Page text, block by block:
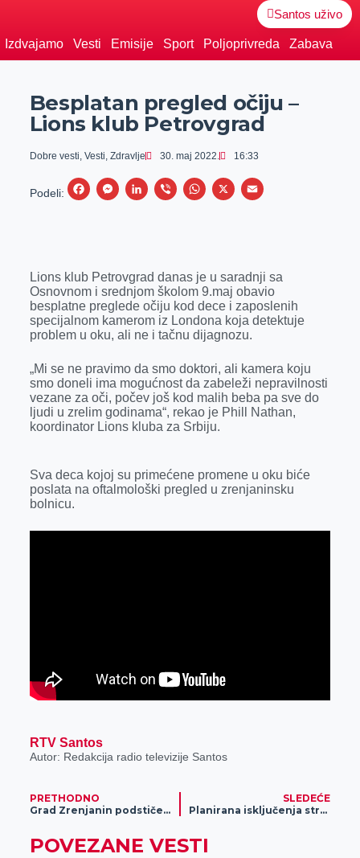
Santos uživo
Izdvajamo Vesti Emisije Sport Poljoprivreda Zabava
Besplatan pregled očiju –
Lions klub Petrovgrad
Dobre vesti, Vesti, Zdravlje 30. maj 2022. 16:33
Podeli:
F
b
o
o
M
e
n
g
r
L
e
d
I
V
r
W
s
A
p
X
E
l
Lions klub Petrovgrad danas je u saradnji sa
Osnovnom i srednjom školom 9.maj obavio
besplatne preglede očiju kod dece i zaposlenih
specijalnom kamerom iz Londona koja detektuje
problem u oku, ali ne i tačnu dijagnozu.
„Mi se ne pravimo da smo doktori, ali kamera koju
smo doneli ima mogućnost da zabeleži nepravilnosti
vezane za oči, počev još kod malih beba pa sve do
ljudi u zrelim godinama“, rekao je Phill Nathan,
koordinator Lions kluba za Srbiju.
Sva deca kojoj su primećene promene u oku biće
poslata na oftalmološki pregled u zrenjaninsku
bolnicu.
RTV Santos
Autor: Redakcija radio televizije Santos
PRETHODNO
Grad Zrenjanin podstiče mlade na selu da se bave pčelarstvom – javni poziv otvoren do 6. juna
SLEDEĆE
Planirana isključenja struje za 31. maj
POVEZANE VESTI